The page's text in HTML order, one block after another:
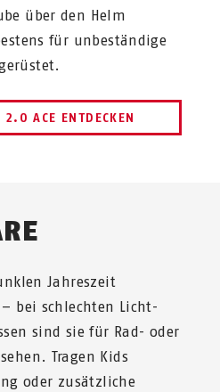
über den Helm
für unbeständige
2.0 ACE ENTDECKEN
Jahreszeit
bei schlechten Licht-
sind sie für Rad- oder
Tragen Kids
oder zusätzliche